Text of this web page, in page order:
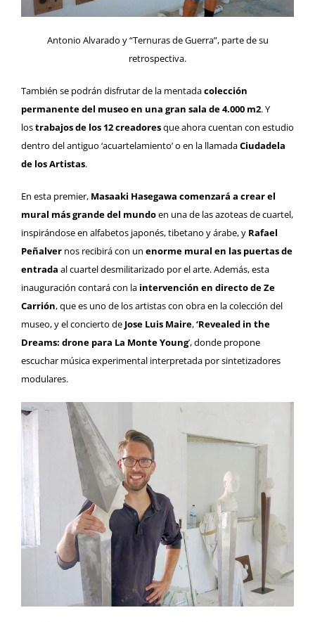
Antonio Alvarado y “Ternuras de Guerra”, parte de su
retrospectiva.
También se podrán disfrutar de la mentadacolección
permanente del museo en una gran sala de 4.000 m2. Y
lostrabajos de los 12 creadoresque ahora cuentan con estudio
dentro del antiguo ‘acuartelamiento’ o en la llamadaCiudadela
de los Artistas.
En esta premier, Masaaki Hasegawa comenzará a crear el
mural más grande del mundoen una de las azoteas de cuartel,
inspirándose en alfabetos japonés, tibetano y árabe, y Rafael
Peñalver nos recibirá con un enorme mural en las puertas de
entrada al cuartel desmilitarizado por el arte. Además, esta
inauguración contará con la intervención en directo de Ze
Carrión, que es uno de los artistas con obra en la colección del
museo, y el concierto de Jose Luis Maire,‘Revealed in the
Dreams: drone para La Monte Young’, donde propone
escuchar música experimental interpretada por sintetizadores
modulares.